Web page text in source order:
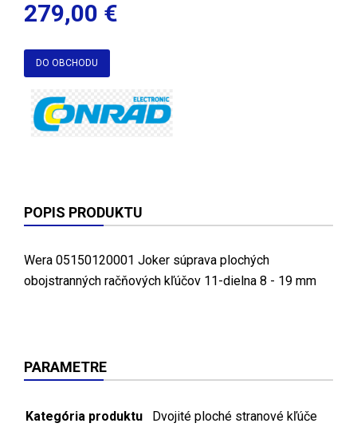
279,00 €
DO OBCHODU
POPIS PRODUKTU
Wera 05150120001 Joker súprava plochých
obojstranných račňových kľúčov 11-dielna 8 - 19 mm
PARAMETRE
Kategória produktu Dvojité ploché stranové kľúče